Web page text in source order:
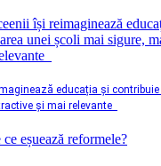
educația și
și mai relevante